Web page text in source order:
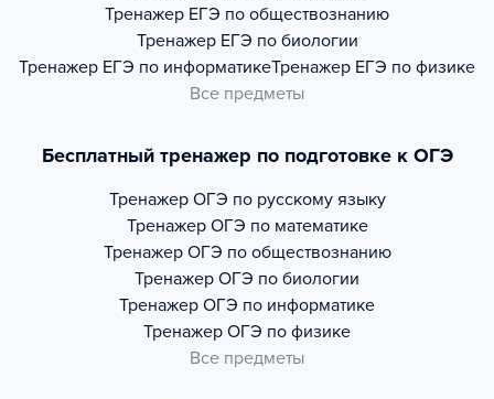
Тренажер ЕГЭ по обществознанию
Тренажер ЕГЭ по биологии
Тренажер ЕГЭ по информатикеТренажер ЕГЭ по физике
Все предметы
Бесплатный тренажер по подготовке к ОГЭ
Тренажер ОГЭ по русскому языку
Тренажер ОГЭ по математике
Тренажер ОГЭ по обществознанию
Тренажер ОГЭ по биологии
Тренажер ОГЭ по информатике
Тренажер ОГЭ по физике
Все предметы